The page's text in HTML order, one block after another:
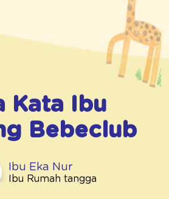
Kata Ibu
Bebeclub
Ibu Eka Nur
Ibu Rumah tangga